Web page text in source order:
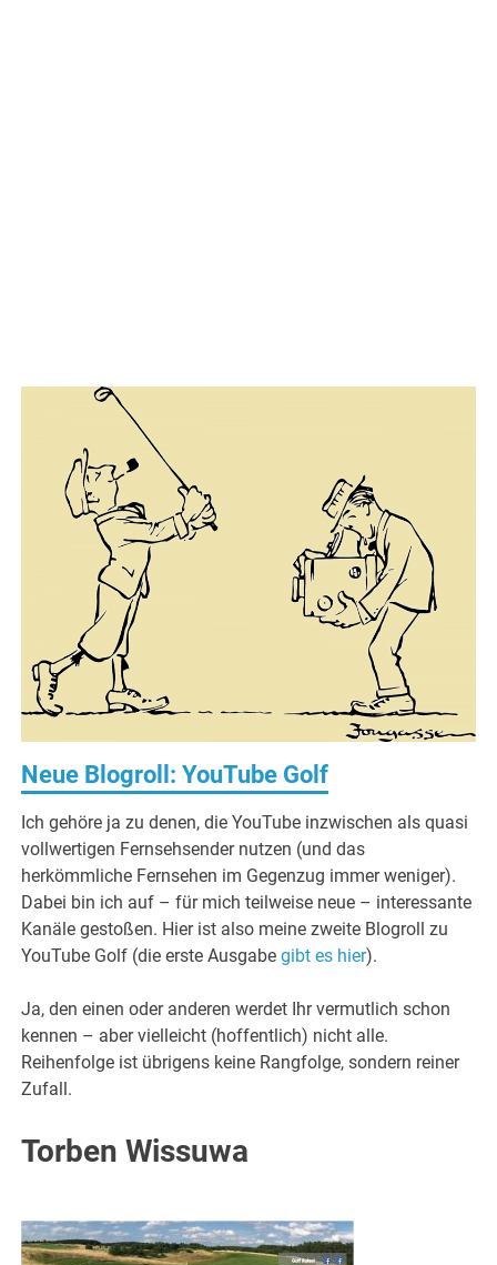
Neue Blogroll: YouTube Golf
Ich gehöre ja zu denen, die YouTube inzwischen als quasi
vollwertigen Fernsehsender nutzen (und das
herkömmliche Fernsehen im Gegenzug immer weniger).
Dabei bin ich auf – für mich teilweise neue – interessante
Kanäle gestoßen. Hier ist also meine zweite Blogroll zu
YouTube Golf (die erste Ausgabegibt es hier).
Ja, den einen oder anderen werdet Ihr vermutlich schon
kennen – aber vielleicht (hoffentlich) nicht alle.
Reihenfolge ist übrigens keine Rangfolge, sondern reiner
Zufall.
Torben Wissuwa